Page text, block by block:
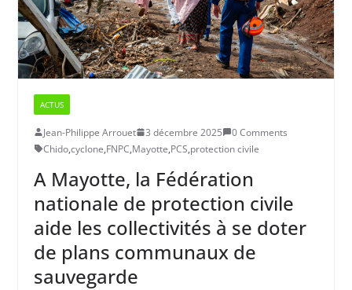
ACTUS
Jean-Philippe Arrouet 3 décembre 2025
0 Comments
Chido,cyclone,FNPC,Mayotte,PCS,protection civile
A Mayotte, la Fédération
nationale de protection civile
aide les collectivités à se doter
de plans communaux de
sauvegarde